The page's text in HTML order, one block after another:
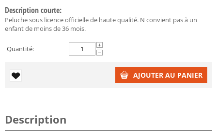
Description courte:
Peluche sous licence officielle de haute qualité. N convient pas à un
enfant de moins de 36 mois.
Quantité:
+
−
AJOUTER AU PANIER
Description